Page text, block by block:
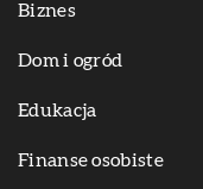
Biznes
Dom i ogród
Edukacja
Finanse osobiste